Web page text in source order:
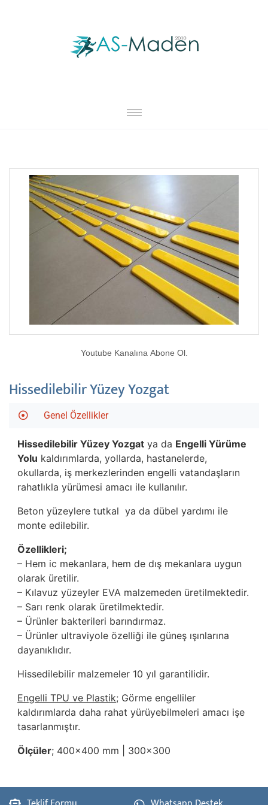
Youtube Kanalına Abone Ol.
Hissedilebilir Yüzey Yozgat
Genel Özellikler
Hissedilebilir Yüzey Yozgat ya da Engelli Yürüme
Yolu kaldırımlarda, yollarda, hastanelerde,
okullarda, iş merkezlerinden engelli vatandaşların
rahatlıkla yürümesi amacı ile kullanılır.
Beton yüzeylere tutkal ya da dübel yardımı ile
monte edilebilir.
Özellikleri;
– Hem ic mekanlara, hem de dış mekanlara uygun
olarak üretilir.
– Kılavuz yüzeyler EVA malzemeden üretilmektedir.
– Sarı renk olarak üretilmektedir.
– Ürünler bakterileri barındırmaz.
– Ürünler ultraviyole özelliği ile güneş ışınlarına
dayanıklıdır.
Hissedilebilir malzemeler 10 yıl garantilidir.
Engelli TPU ve Plastik; Görme engelliler
kaldırımlarda daha rahat yürüyebilmeleri amacı işe
tasarlanmıştır.
Ölçüler; 400x400 mm | 300x300